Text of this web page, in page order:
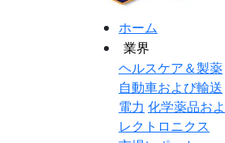
ホーム
業界
ヘルスケア＆製薬
自動車および輸送
電力 化学薬品お
レクトロニクス